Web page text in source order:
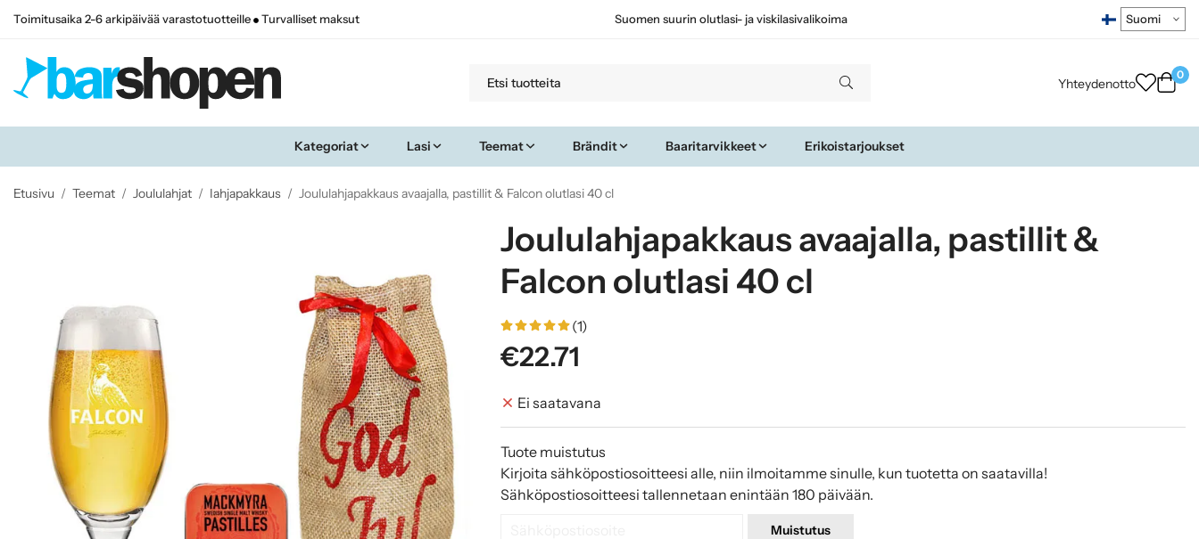
Toimitusaika 2-6 arkipäivää varastotuotteille Turvalliset maksut Suomen suurin olutlasi- ja viskilasivalikoima
Yhteydenotto
0
Kategoriat Lasi Teemat Brändit Baaritarvikkeet Erikoistarjoukset
Etusivu / Teemat / Joululahjat / Iahjapakkaus / Joululahjapakkaus avaajalla, pastillit & Falcon olutlasi 40 cl
Joululahjapakkaus avaajalla, pastillit &
Falcon olutlasi 40 cl
(1)
€22.71
Ei saatavana
Tuote muistutus
Kirjoita sähköpostiosoitteesi alle, niin ilmoitamme sinulle, kun tuotetta on saatavilla!
Sähköpostiosoitteesi tallennetaan enintään 180 päivään.
Muistutus